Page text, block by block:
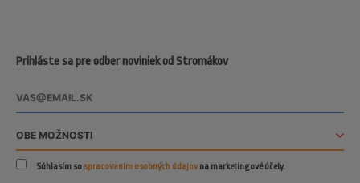
Prihláste sa pre odber noviniek od Stromákov
Súhlasím so spracovaním osobných údajovna marketingové účely.